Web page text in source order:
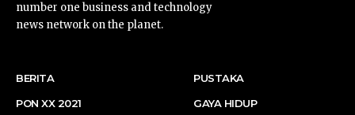
number one business and technology
news network on the planet.
BERITA
PON XX 2021
PUSTAKA
GAYA HIDUP